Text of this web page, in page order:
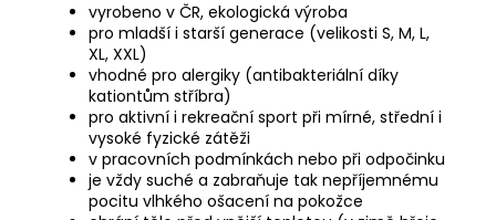
vyrobeno v ČR, ekologická výroba
pro mladší i starší generace (velikosti S, M, L,
XL, XXL)
vhodné pro alergiky (antibakteriální díky
kationtům stříbra)
pro aktivní i rekreační sport při mírné, střední i
vysoké fyzické zátěži
v pracovních podmínkách nebo při odpočinku
je vždy suché a zabraňuje tak nepříjemnému
pocitu vlhkého ošacení na pokožce